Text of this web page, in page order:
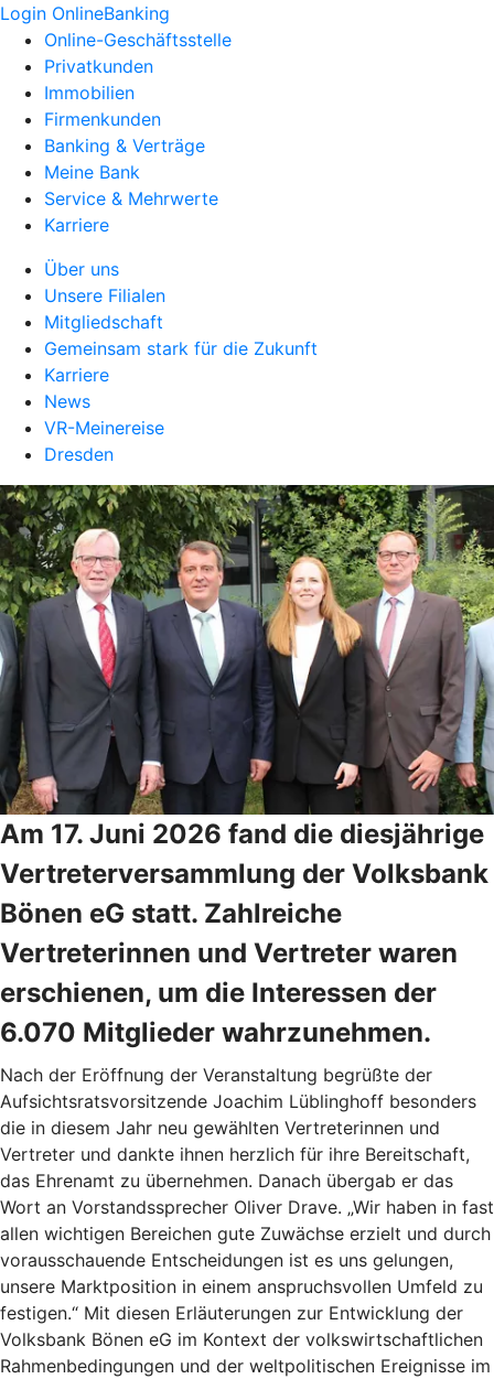
Login OnlineBanking
Online-Geschäftsstelle
Privatkunden
Immobilien
Firmenkunden
Banking & Verträge
Meine Bank
Service & Mehrwerte
Karriere
Über uns
Unsere Filialen
Mitgliedschaft
Gemeinsam stark für die Zukunft
Karriere
News
VR-Meinereise
Dresden
Am 17. Juni 2026 fand die diesjährige
Vertreterversammlung der Volksbank
Bönen eG statt. Zahlreiche
Vertreterinnen und Vertreter waren
erschienen, um die Interessen der
6.070 Mitglieder wahrzunehmen.
Nach der Eröffnung der Veranstaltung begrüßte der
Aufsichtsratsvorsitzende Joachim Lüblinghoff besonders
die in diesem Jahr neu gewählten Vertreterinnen und
Vertreter und dankte ihnen herzlich für ihre Bereitschaft,
das Ehrenamt zu übernehmen. Danach übergab er das
Wort an Vorstandssprecher Oliver Drave. „Wir haben in fast
allen wichtigen Bereichen gute Zuwächse erzielt und durch
vorausschauende Entscheidungen ist es uns gelungen,
unsere Marktposition in einem anspruchsvollen Umfeld zu
festigen.“ Mit diesen Erläuterungen zur Entwicklung der
Volksbank Bönen eG im Kontext der volkswirtschaftlichen
Rahmenbedingungen und der weltpolitischen Ereignisse im